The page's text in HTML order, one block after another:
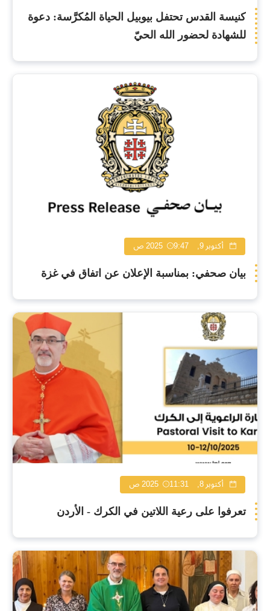
كنيسة القدس تحتفل بيوبيل الحياة المُكرَّسة: دعوة
للشهادة لحضور الله الحيّ
أكتوبر 9, 2025 9:47 ص
بيان صحفي: بمناسبة الإعلان عن اتفاق في غزة
أكتوبر 8, 2025 11:31 ص
تعرفوا على رعية اللاتين في الكرك - الأردن